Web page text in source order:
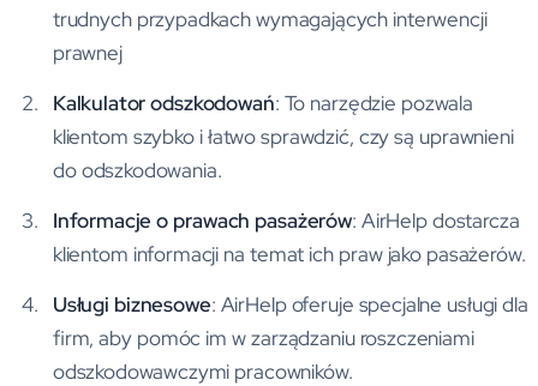
trudnych przypadkach wymagających interwencji
prawnej
Kalkulator odszkodowań: To narzędzie pozwala
klientom szybko i łatwo sprawdzić, czy są uprawnieni
do odszkodowania.
Informacje o prawach pasażerów: AirHelp dostarcza
klientom informacji na temat ich praw jako pasażerów.
Usługi biznesowe: AirHelp oferuje specjalne usługi dla
firm, aby pomóc im w zarządzaniu roszczeniami
odszkodowawczymi pracowników.